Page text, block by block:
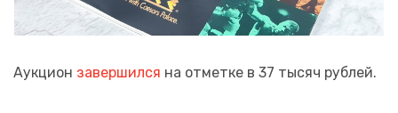
Аукцион завершился на отметке в 37 тысяч рублей.